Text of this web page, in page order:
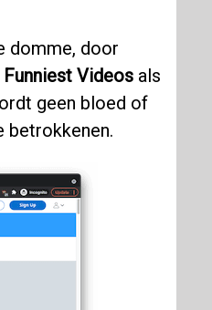
domme, door
Funniest Videosals
geen bloed of
betrokkenen.